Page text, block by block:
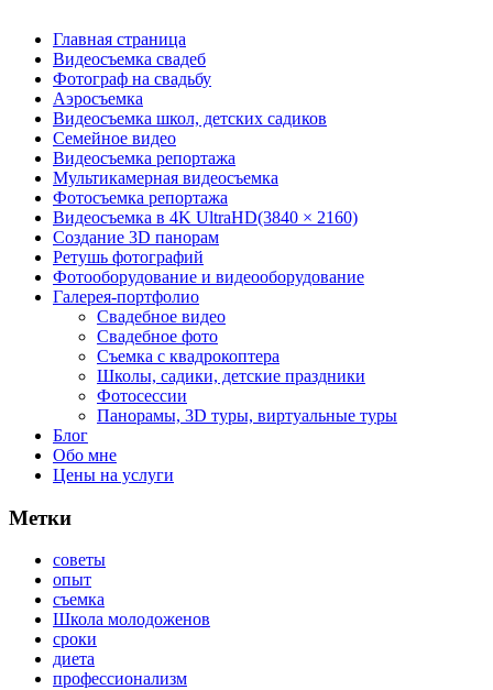
Главная страница
Видеосъемка свадеб
Фотограф на свадьбу
Аэросъемка
Видеосъемка школ, детских садиков
Семейное видео
Видеосъемка репортажа
Мультикамерная видеосъемка
Фотосъемка репортажа
Видеосъемка в 4K UltraHD(3840 × 2160)
Создание 3D панорам
Ретушь фотографий
Фотооборудование и видеооборудование
Галерея-портфолио
Свадебное видео
Свадебное фото
Съемка с квадрокоптера
Школы, садики, детские праздники
Фотосессии
Панорамы, 3D туры, виртуальные туры
Блог
Обо мне
Цены на услуги
Метки
советы
опыт
съемка
Школа молодоженов
сроки
диета
профессионализм